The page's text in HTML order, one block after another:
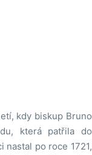
kdy biskup Bruno
která patřila do
nastal po roce 1721,